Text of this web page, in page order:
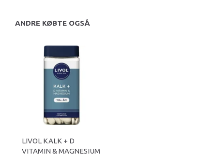
ANDRE KØBTE OGSÅ
LIVOL KALK + D
VITAMIN & MAGNESIUM